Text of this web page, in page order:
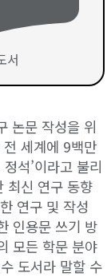
서
논문 작성을 위
세계에 9백만
석’이라고 불리
최신 연구 동향
연구 및 작성
인용문 쓰기 방
모든 학문 분야
도서라 말할 수